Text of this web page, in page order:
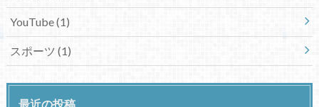
YouTube(1)
スポーツ (1)
最近の投稿